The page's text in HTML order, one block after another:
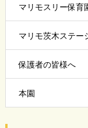
マリモスリー保育
マリモ茨木ステー
保護者の皆様へ
本園